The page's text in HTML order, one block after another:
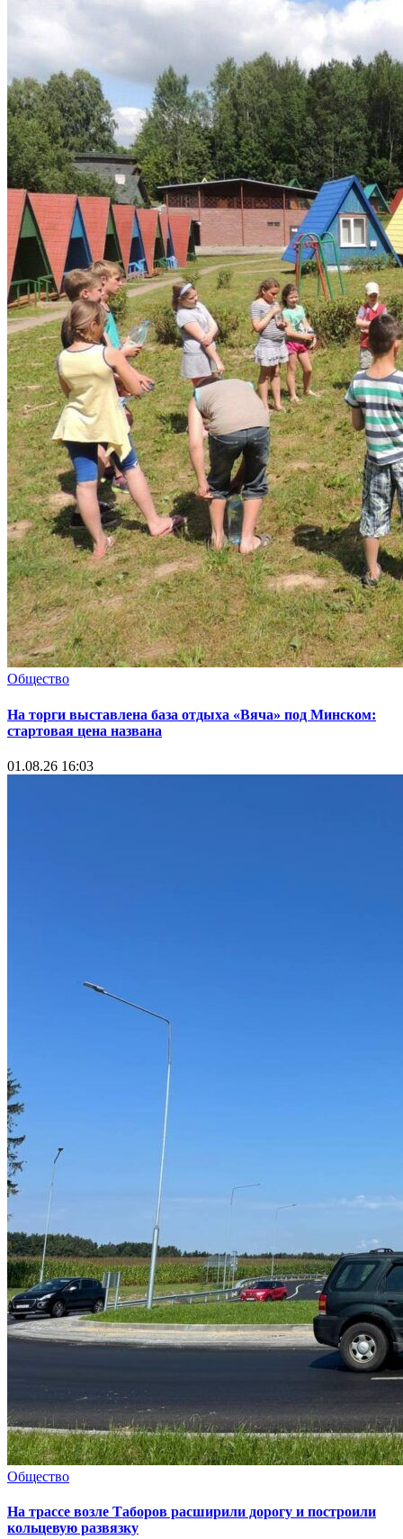
Общество
На торги выставлена база отдыха «Вяча» под Минском:
стартовая цена названа
01.08.26 16:03
Общество
На трассе возле Таборов расширили дорогу и построили
кольцевую развязку